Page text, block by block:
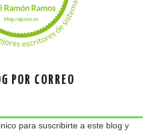
POR CORREO
para suscribirte a este blog y